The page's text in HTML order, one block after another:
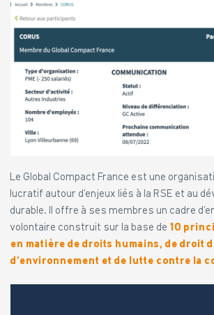
Le Global Compact France est une
lucratif autour d’enjeux liés à la RSE et au
durable. Il offre à ses membres un cadre
volontaire construit sur la base de 10
en matière de droits humains, de droit
d’environnement et de lutte contre la